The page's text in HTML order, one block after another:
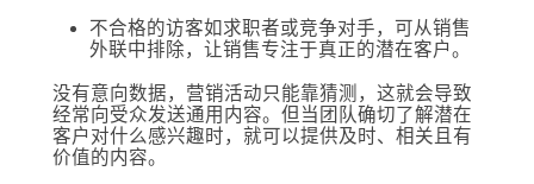
不合格的访客如求职者或竞争对手，可从销售
外联中排除，让销售专注于真正的潜在客户。
没有意向数据，营销活动只能靠猜测，这就会导致
经常向受众发送通用内容。但当团队确切了解潜在
客户对什么感兴趣时，就可以提供及时、相关且有
价值的内容。